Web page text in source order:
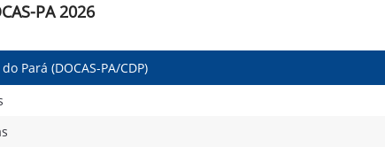
PA 2026
Pará (DOCAS-PA/CDP)